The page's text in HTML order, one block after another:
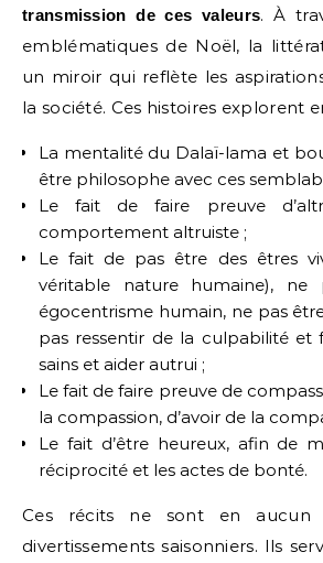
transmission de ces valeurs. À
emblématiques de Noël, la
un miroir qui reflète les
la société. Ces histoires explorent
La mentalité du Dalaï-lama et
être philosophe avec ces
Le fait de faire preuve
comportement altruiste ;
Le fait de pas être des êtres
véritable nature humaine),
égocentrisme humain, ne pas
pas ressentir de la culpabilité et
sains et aider autrui ;
Le fait de faire preuve de
la compassion, d’avoir de la
Le fait d’être heureux, afin de
réciprocité et les actes de bonté.
Ces récits ne sont en aucun
divertissements saisonniers. Ils